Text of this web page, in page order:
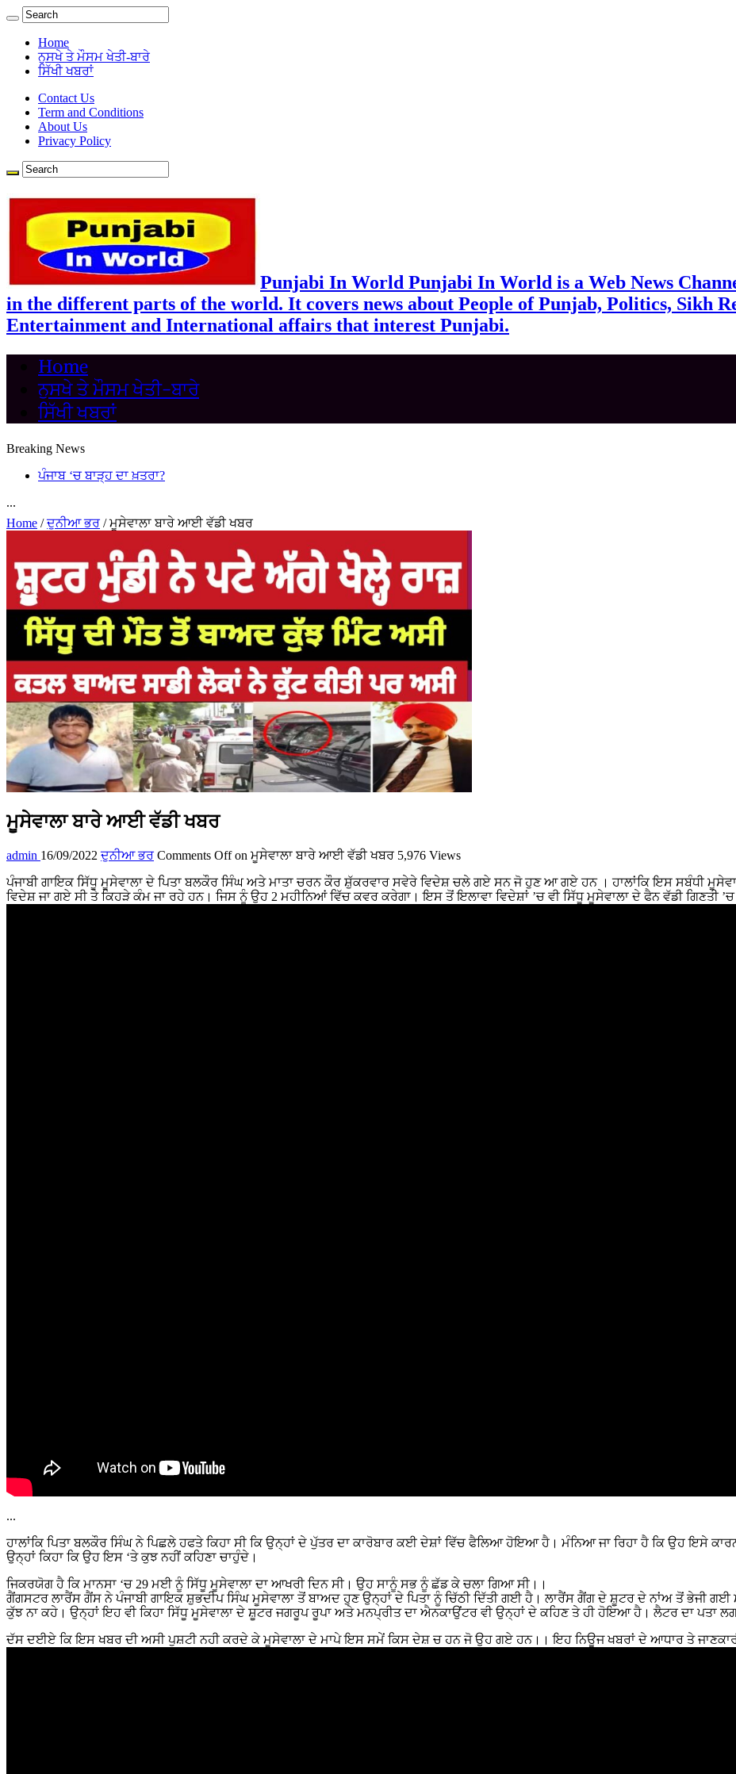
Home
ਨੁਸਖੇ ਤੇ ਮੌਸਮ ਖੇਤੀ-ਬਾਰੇ
ਸਿੱਖੀ ਖਬਰਾਂ
Contact Us
Term and Conditions
About Us
Privacy Policy
Punjabi In World Punjabi In World is a Web News
in the different parts of the world. It covers news about People of Punjab, Politics, Sikh
Entertainment and International affairs that interest Punjabi.
Home
ਨੁਸਖੇ ਤੇ ਮੌਸਮ ਖੇਤੀ-ਬਾਰੇ
ਸਿੱਖੀ ਖਬਰਾਂ
Breaking News
ਪੰਜਾਬ ‘ਚ ਬਾੜ੍ਹ ਦਾ ਖ਼ਤਰਾ?
...
Home / ਦੁਨੀਆ ਭਰ / ਮੂਸੇਵਾਲਾ ਬਾਰੇ ਆਈ ਵੱਡੀ ਖਬਰ
ਮੂਸੇਵਾਲਾ ਬਾਰੇ ਆਈ ਵੱਡੀ ਖਬਰ
admin 16/09/2022 ਦੁਨੀਆ ਭਰ Comments Offon ਮੂਸੇਵਾਲਾ ਬਾਰੇ ਆਈ ਵੱਡੀ ਖਬਰ 5,976 Views
ਪੰਜਾਬੀ ਗਾਇਕ ਸਿੱਧੂ ਮੂਸੇਵਾਲਾ ਦੇ ਪਿਤਾ ਬਲਕੌਰ ਸਿੰਘ ਅਤੇ ਮਾਤਾ ਚਰਨ ਕੌਰ ਸ਼ੁੱਕਰਵਾਰ ਸਵੇਰੇ ਵਿਦੇਸ਼ ਚਲੇ ਗਏ ਸਨ ਜੋ ਹੁਣ ਆ ਗਏ ਹਨ । ਹਾਲਾਂਕਿ ਇਸ ਸਬੰਧੀ
ਵਿਦੇਸ਼ ਜਾ ਗਏ ਸੀ ਤੇ ਕਿਹੜੇ ਕੰਮ ਜਾ ਰਹੇ ਹਨ। ਜਿਸ ਨੂੰ ਉਹ 2 ਮਹੀਨਿਆਂ ਵਿੱਚ ਕਵਰ ਕਰੇਗਾ। ਇਸ ਤੋਂ ਇਲਾਵਾ ਵਿਦੇਸ਼ਾਂ ’ਚ ਵੀ ਸਿੱਧੂ ਮੂਸੇਵਾਲਾ ਦੇ ਫੈਨ ਵੱਡੀ ਗਿਣਤੀ
...
ਹਾਲਾਂਕਿ ਪਿਤਾ ਬਲਕੌਰ ਸਿੰਘ ਨੇ ਪਿਛਲੇ ਹਫਤੇ ਕਿਹਾ ਸੀ ਕਿ ਉਨ੍ਹਾਂ ਦੇ ਪੁੱਤਰ ਦਾ ਕਾਰੋਬਾਰ ਕਈ ਦੇਸ਼ਾਂ ਵਿੱਚ ਫੈਲਿਆ ਹੋਇਆ ਹੈ। ਮੰਨਿਆ ਜਾ ਰਿਹਾ ਹੈ ਕਿ ਉਹ ਇਸੇ
ਉਨ੍ਹਾਂ ਕਿਹਾ ਕਿ ਉਹ ਇਸ ‘ਤੇ ਕੁਝ ਨਹੀਂ ਕਹਿਣਾ ਚਾਹੁੰਦੇ।
ਜਿਕਰਯੋਗ ਹੈ ਕਿ ਮਾਨਸਾ ‘ਚ 29 ਮਈ ਨੂੰ ਸਿੱਧੂ ਮੂਸੇਵਾਲਾ ਦਾ ਆਖਰੀ ਦਿਨ ਸੀ। ਉਹ ਸਾਨੂੰ ਸਭ ਨੂੰ ਛੱਡ ਕੇ ਚਲਾ ਗਿਆ ਸੀ।।
ਗੈਂਗਸਟਰ ਲਾਰੈਂਸ ਗੈਂਸ ਨੇ ਪੰਜਾਬੀ ਗਾਇਕ ਸ਼ੁਭਦੀਪ ਸਿੰਘ ਮੂਸੇਵਾਲਾ ਤੋਂ ਬਾਅਦ ਹੁਣ ਉਨ੍ਹਾਂ ਦੇ ਪਿਤਾ ਨੂੰ ਚਿੱਠੀ ਦਿੱਤੀ ਗਈ ਹੈ। ਲਾਰੈਂਸ ਗੈਂਗ ਦੇ ਸ਼ੂਟਰ ਦੇ ਨਾਂਅ ਤੋਂ ਭੇਜੀ
ਕੁੱਝ ਨਾ ਕਹੇ। ਉਨ੍ਹਾਂ ਇਹ ਵੀ ਕਿਹਾ ਸਿੱਧੂ ਮੂਸੇਵਾਲਾ ਦੇ ਸ਼ੂਟਰ ਜਗਰੂਪ ਰੂਪਾ ਅਤੇ ਮਨਪ੍ਰੀਤ ਦਾ ਐਨਕਾਉਂਟਰ ਵੀ ਉਨ੍ਹਾਂ ਦੇ ਕਹਿਣ ਤੇ ਹੀ ਹੋਇਆ ਹੈ। ਲੈਟਰ ਦਾ ਪਤਾ
ਦੱਸ ਦਈਏ ਕਿ ਇਸ ਖਬਰ ਦੀ ਅਸੀ ਪੁਸ਼ਟੀ ਨਹੀ ਕਰਦੇ ਕੇ ਮੂਸੇਵਾਲਾ ਦੇ ਮਾਪੇ ਇਸ ਸਮੇਂ ਕਿਸ ਦੇਸ਼ ਚ ਹਨ ਜੋ ਉਹ ਗਏ ਹਨ।। ਇਹ ਨਿਊਜ ਖਬਰਾਂ ਦੇ ਆਧਾਰ ਤੇ